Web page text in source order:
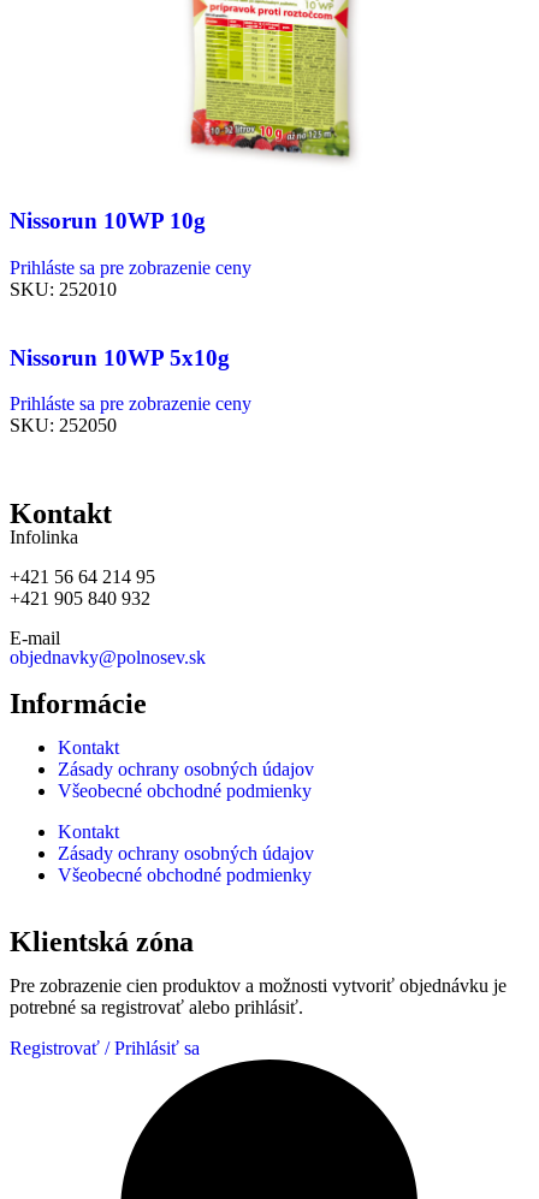
Nissorun 10WP 10g
Prihláste sa pre zobrazenie ceny
SKU: 252010
Nissorun 10WP 5x10g
Prihláste sa pre zobrazenie ceny
SKU: 252050
Kontakt
Infolinka
+421 56 64 214 95
+421 905 840 932
E-mail
objednavky@polnosev.sk
Informácie
Kontakt
Zásady ochrany osobných údajov
Všeobecné obchodné podmienky
Kontakt
Zásady ochrany osobných údajov
Všeobecné obchodné podmienky
Klientská zóna
Pre zobrazenie cien produktov a možnosti vytvoriť objednávku je
potrebné sa registrovať alebo prihlásiť.
Registrovať / Prihlásiť sa